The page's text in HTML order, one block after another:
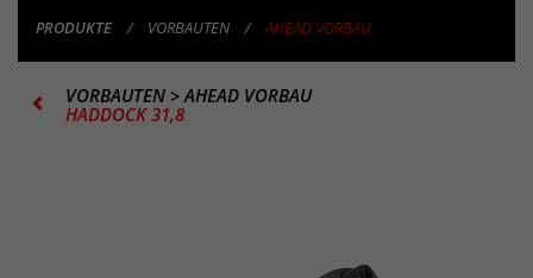
PRODUKTE VORBAUTEN AHEAD VORBAU
VORBAUTEN >AHEAD VORBAU
HADDOCK 31,8